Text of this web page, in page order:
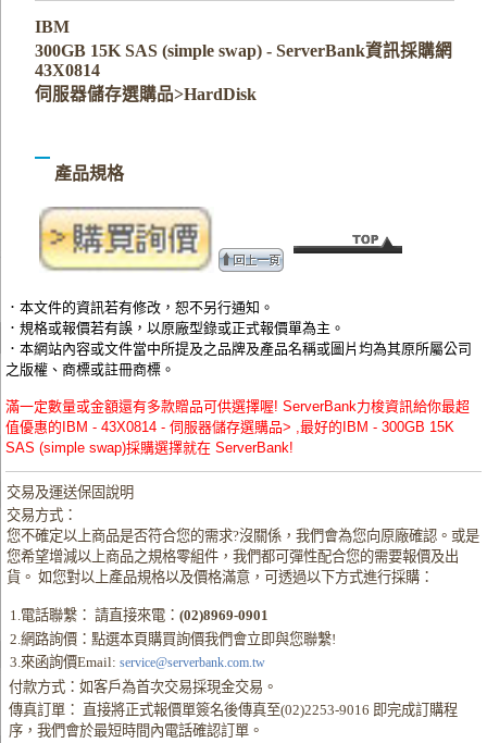
IBM
300GB 15K SAS (simple swap) - ServerBank資訊採購網
43X0814
伺服器儲存選購品>HardDisk
產品規格
．本文件的資訊若有修改，恕不另行通知。
．規格或報價若有誤，以原廠型錄或正式報價單為主。
．本網站內容或文件當中所提及之品牌及產品名稱或圖片均為其原所屬公司
之版權、商標或註冊商標。
滿一定數量或金額還有多款贈品可供選擇喔! ServerBank力梭資訊給你最超
值優惠的IBM - 43X0814 - 伺服器儲存選購品> ,最好的IBM - 300GB 15K
SAS (simple swap)採購選擇就在 ServerBank!
交易及運送保固說明
交易方式：
您不確定以上商品是否符合您的需求?沒關係，我們會為您向原廠確認。或是
您希望增減以上商品之規格零組件，我們都可彈性配合您的需要報價及出
貨。 如您對以上產品規格以及價格滿意，可透過以下方式進行採購：
1.電話聯繫： 請直接來電：(02)8969-0901
2.網路詢價：點選本頁購買詢價我們會立即與您聯繫!
3.來函詢價Email: service@serverbank.com.tw
付款方式：如客戶為首次交易採現金交易。
傳真訂單： 直接將正式報價單簽名後傳真至(02)2253-9016 即完成訂購程
序，我們會於最短時間內電話確認訂單。